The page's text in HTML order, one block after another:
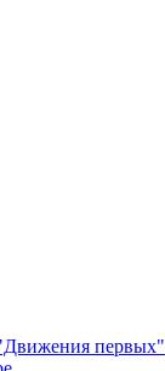
первых"